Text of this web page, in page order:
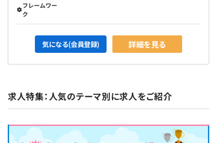
フレームワー
ク
気になる(会員登録) 詳細を見る
求人特集：人気のテーマ別に求人をご紹介